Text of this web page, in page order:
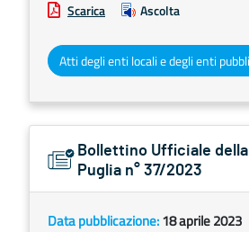
Scarica
Ascolta
Bollettino Ufficiale
Puglia n° 37/2023
Data pubblicazione:18 aprile 2023